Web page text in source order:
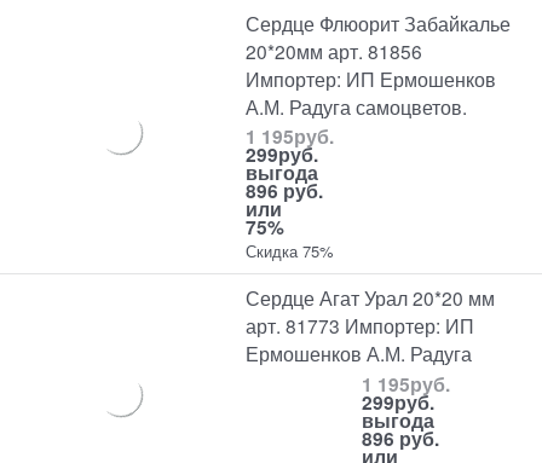
Сердце Флюорит Забайкалье
20*20мм арт. 81856
Импортер: ИП Ермошенков
А.М. Радуга самоцветов.
1 195руб.
299руб.
выгода
896 руб.
или
75%
Скидка 75%
Сердце Агат Урал 20*20 мм
арт. 81773 Импортер: ИП
Ермошенков А.М. Радуга
1 195руб.
299руб.
выгода
896 руб.
или